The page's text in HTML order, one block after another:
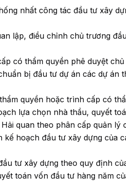
nhất công tác đầu tư xây
lập, điều chỉnh chủ trương
có thẩm quyền phê duyệt
bị đầu tư dự án các dự
quyền hoặc trình cấp có
lựa chọn nhà thầu, quyết
quan theo phân cấp quản lý
hoạch đầu tư xây dựng của
tư xây dựng theo quy định
toán vốn đầu tư hàng năm